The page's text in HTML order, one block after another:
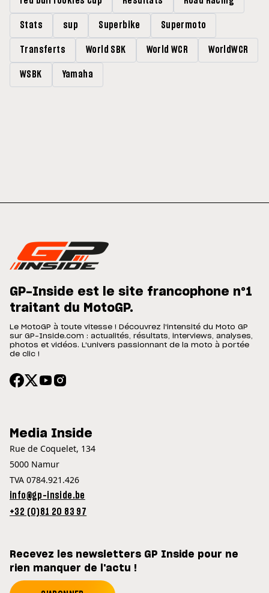
Stats sup Superbike Supermoto
Transferts World SBK World WCR WorldWCR
WSBK Yamaha
GP-Inside est le site francophone n°1
traitant du MotoGP.
Le MotoGP à toute vitesse ! Découvrez l'intensité du Moto GP
sur GP-Inside.com : actualités, résultats, interviews, analyses,
photos et vidéos. L'univers passionnant de la moto à portée
de clic !
Media Inside
Rue de Coquelet, 134
5000 Namur
TVA 0784.921.426
info@gp-inside.be
+32 (0)81 20 83 97
Recevez les newsletters GP Inside pour ne
rien manquer de l'actu !